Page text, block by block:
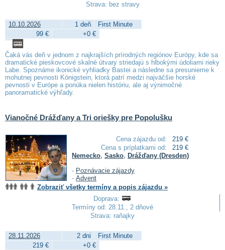
Strava: bez stravy
10.10.2026 1 deň
First Minute
99 €
+0 €
Čaká vás deň v jednom z najkrajších prírodných regiónov Európy, kde sa
dramatické pieskovcové skalné útvary striedajú s hlbokými údoliami rieky
Labe. Spoznáme ikonické vyhliadky Bastei a následne sa presunieme k
mohutnej pevnosti Königstein, ktorá patrí medzi najväčšie horské
pevnosti v Európe a ponúka nielen históriu, ale aj výnimočné
panoramatické výhľady.
Vianočné Drážďany a Tri oriešky pre Popolušku
Cena zájazdu od:
219 €
Cena s príplatkami od:
219 €
Nemecko, Sasko, Drážďany (Dresden)
- Poznávacie zájazdy
- Advent
Zobraziť všetky termíny a popis zájazdu »
Doprava:
Termíny od: 28.11., 2 dňové
Strava: raňajky
28.11.2026 2 dni
First Minute
219 €
+0 €